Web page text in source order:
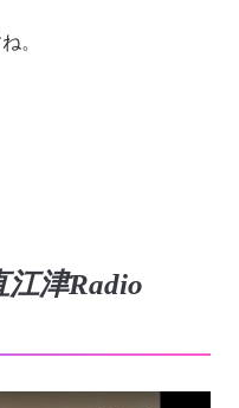
。
江津Radio